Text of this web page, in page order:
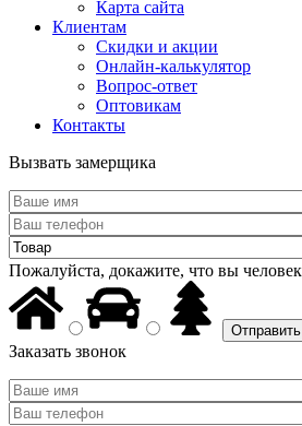
Карта сайта
Клиентам
Скидки и акции
Онлайн-калькулятор
Вопрос-ответ
Оптовикам
Контакты
Вызвать замерщика
Пожалуйста, докажите, что вы
Заказать звонок